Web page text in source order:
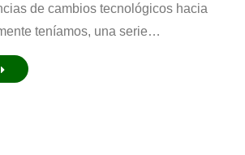
de cambios tecnológicos hacia
teníamos, una serie…